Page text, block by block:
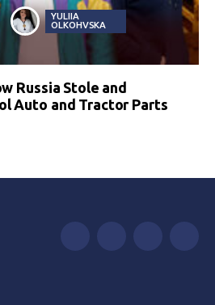
YULIIA
OLKOHVSKA
Russia Stole and
Auto and Tractor Parts